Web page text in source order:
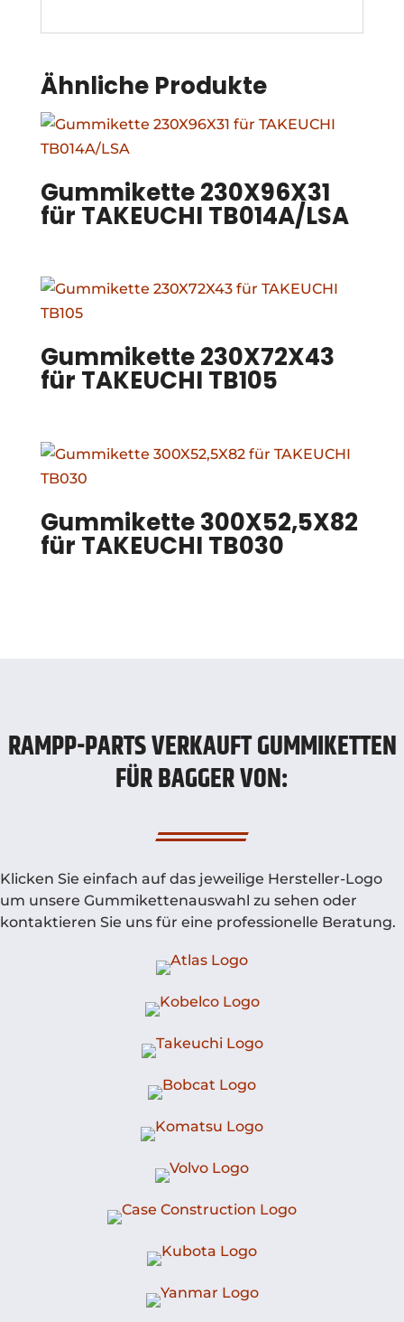
Ähnliche Produkte
Gummikette 230X96X31
für TAKEUCHI TB014A/LSA
Gummikette 230X72X43
für TAKEUCHI TB105
Gummikette 300X52,5X82
für TAKEUCHI TB030
RAMPP-PARTS VERKAUFT GUMMIKETTEN
FÜR BAGGER VON:
Klicken Sie einfach auf das jeweilige Hersteller-Logo
um unsere Gummikettenauswahl zu sehen oder
kontaktieren Sie uns für eine professionelle Beratung.